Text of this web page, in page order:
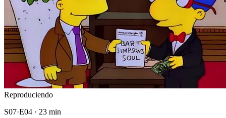
Reproduciendo
S07·E04 · 23 min